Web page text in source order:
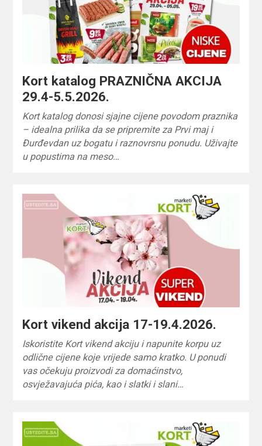
Kort katalog PRAZNIČNA AKCIJA
29.4-5.5.2026.
Kort katalog donosi sjajne cijene povodom praznika
– idealna prilika da se pripremite za Prvi maj i
Đurđevdan uz bogatu i raznovrsnu ponudu. Uživajte
u popustima na meso…
Kort vikend akcija 17-19.4.2026.
Iskoristite Kort vikend akciju i napunite korpu uz
odlične cijene koje vrijede samo kratko. U ponudi
vas očekuju proizvodi za domaćinstvo,
osvježavajuća pića, kao i slatki i slani…